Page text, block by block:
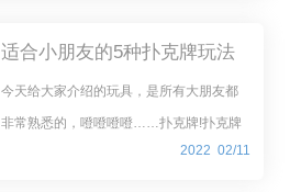
适合小朋友的5种扑克牌玩法
来啦！-赵越鑫
今天给大家介绍的玩具，是所有大朋友都
非常熟悉的，噔噔噔噔……扑克牌!扑克牌
用的好，小朋友们不仅会非常喜欢，而且
2022 02/11